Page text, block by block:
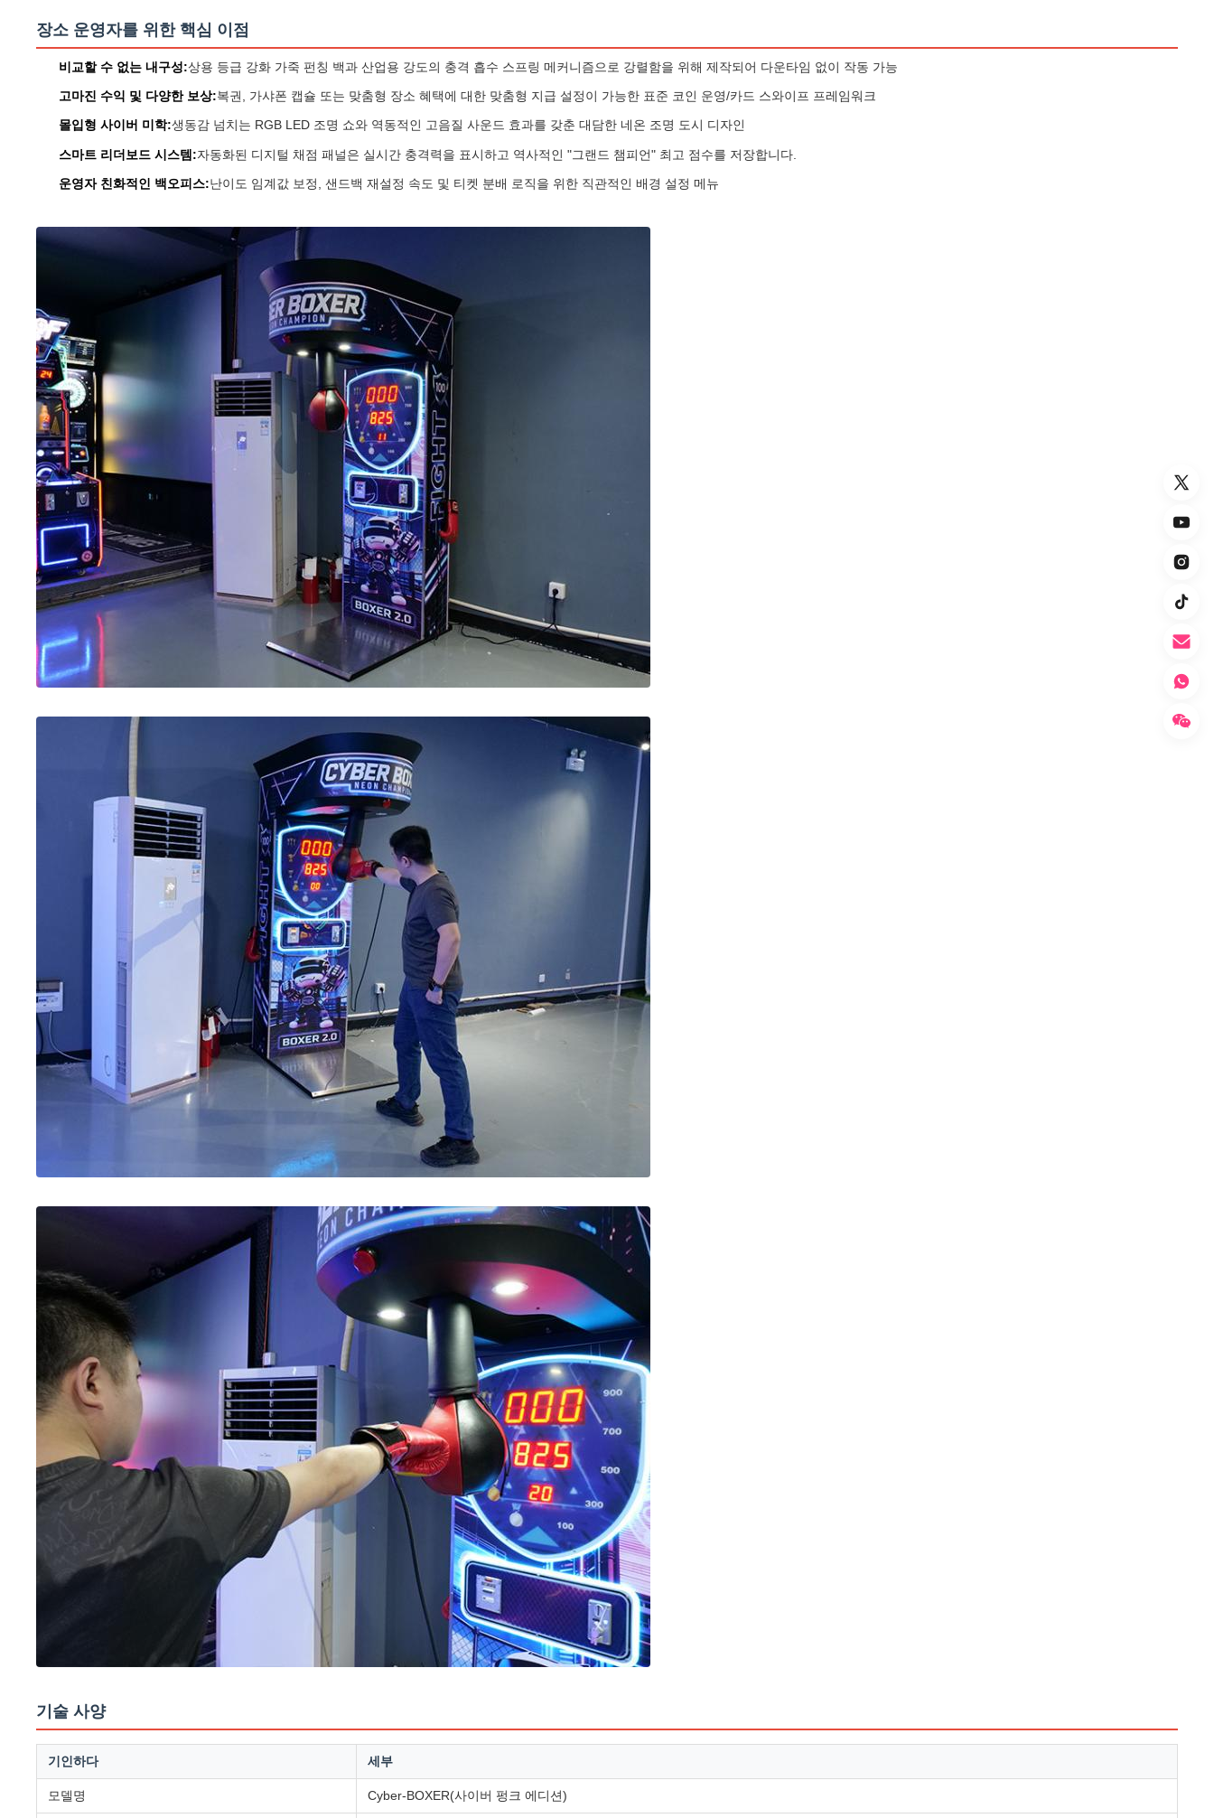
장소 운영자를 위한 핵심 이점
비교할 수 없는 내구성:상용 등급 강화 가죽 펀칭 백과 산업용 강도의 충격 흡수 스프링 메커니즘으로 강렬함을 위해 제작되어 다운타임 없이 작동 가능
고마진 수익 및 다양한 보상:복권, 가샤폰 캡슐 또는 맞춤형 장소 혜택에 대한 맞춤형 지급 설정이 가능한 표준 코인 운영/카드 스와이프 프레임워크
몰입형 사이버 미학:생동감 넘치는 RGB LED 조명 쇼와 역동적인 고음질 사운드 효과를 갖춘 대담한 네온 조명 도시 디자인
스마트 리더보드 시스템:자동화된 디지털 채점 패널은 실시간 충격력을 표시하고 역사적인 "그랜드 챔피언" 최고 점수를 저장합니다.
운영자 친화적인 백오피스:난이도 임계값 보정, 샌드백 재설정 속도 및 티켓 분배 로직을 위한 직관적인 배경 설정 메뉴
기술 사양
기인하다 세부
모델명 Cyber-BOXER(사이버 펑크 에디션)